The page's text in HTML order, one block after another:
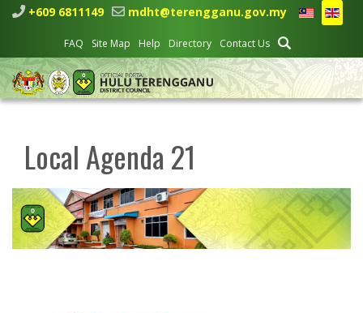
+609 6811149 mdht@terengganu.gov.my
FAQ Site Map Help Directory Contact Us
Local Agenda 21